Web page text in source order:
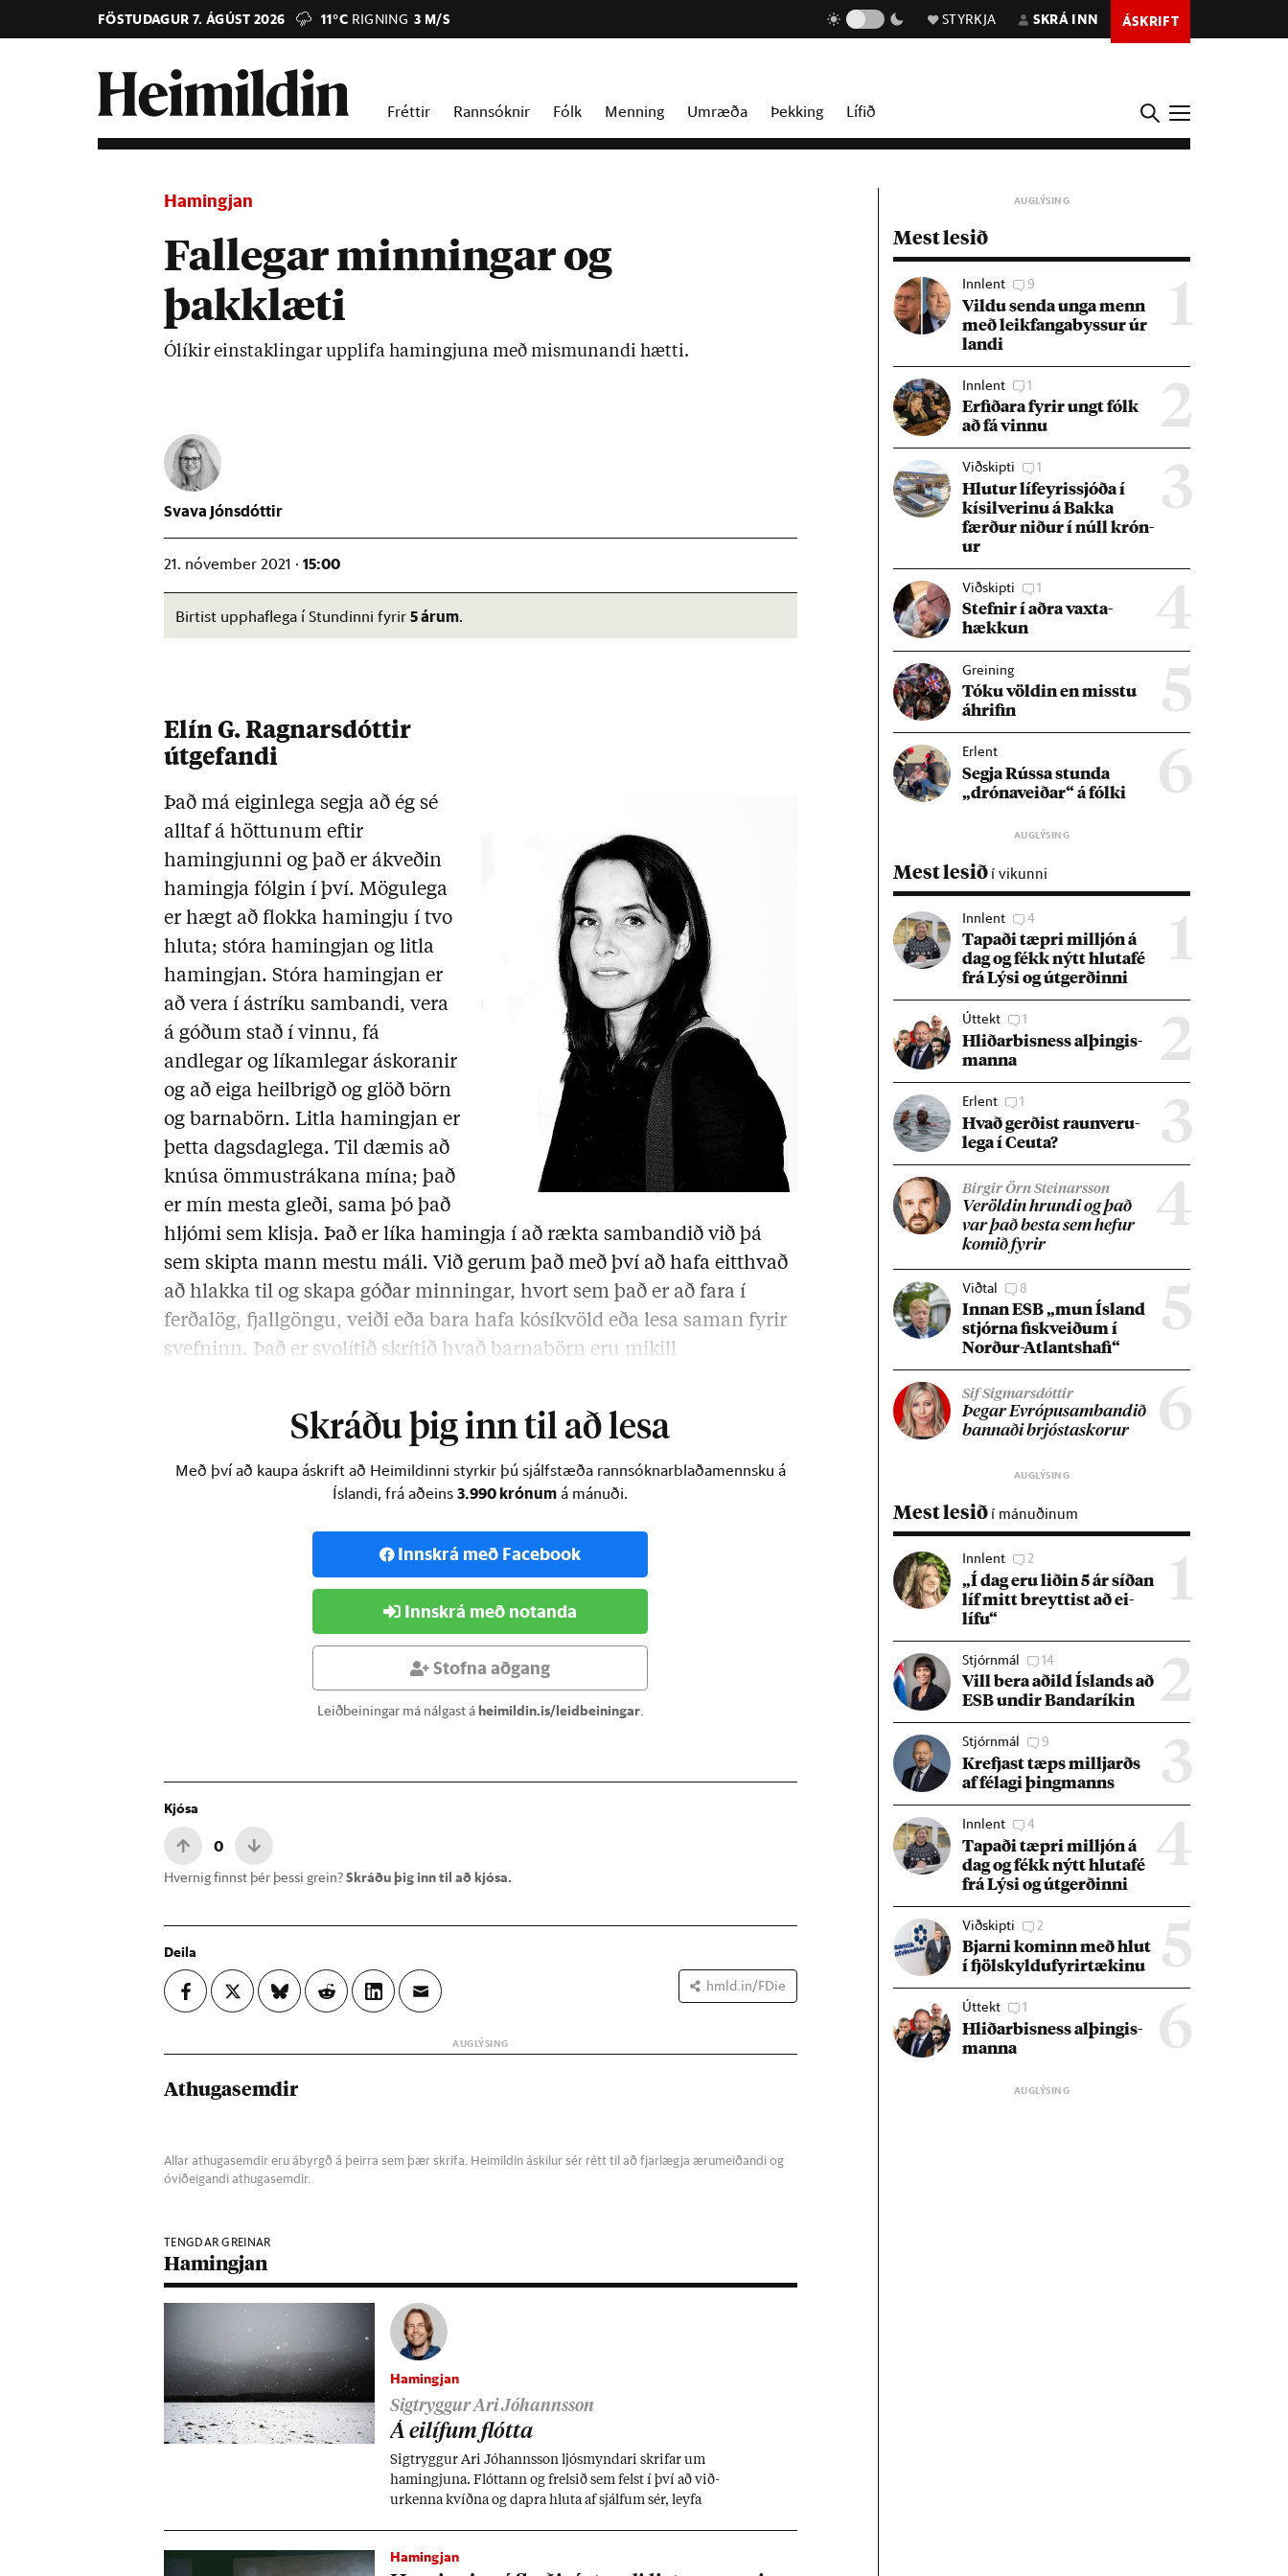
FÖSTUDAGUR 7. ÁGÚST 2026 11°C RIGNING 3 M/S STYRKJA SKRÁ INN ÁSKRIFT
Fréttir Rannsóknir Fólk Menning Umræða Þekking Lífið
Hamingjan
Fallegar minningar og
þakklæti
Ólík­ir ein­stak­ling­ar upp­lifa ham­ingj­una með mis­mun­andi hætti.
Svava Jónsdóttir
21. nóvember 2021 ·15:00
Birtist upphaflega í Stundinni fyrir5 árum.
Elín G. Ragnarsdóttir
útgefandi
Það má eiginlega segja að ég sé
alltaf á höttunum eftir
hamingjunni og það er ákveðin
hamingja fólgin í því. Mögulega
er hægt að flokka hamingju í tvo
hluta; stóra hamingjan og litla
hamingjan. Stóra hamingjan er
að vera í ástríku sambandi, vera
á góðum stað í vinnu, fá
andlegar og líkamlegar áskoranir
og að eiga heilbrigð og glöð börn
og barnabörn. Litla hamingjan er
þetta dagsdaglega. Til dæmis að
knúsa ömmustrákana mína; það
er mín mesta gleði, sama þó það
hljómi sem klisja. Það er líka hamingja í að rækta sambandið við þá
sem skipta mann mestu máli. Við gerum það með því að hafa eitthvað
að hlakka til og skapa góðar minningar, hvort sem það er að fara í
ferðalög, fjallgöngu, veiði eða bara hafa kósíkvöld eða lesa saman fyrir
svefninn. Það er svolítið skrítið hvað barnabörn eru mikill
Skráðu þig inn til að lesa
Með því að kaupa áskrift að Heimildinni styrkir þú sjálfstæða rannsóknarblaðamennsku á
Íslandi, frá aðeins3.990 krónum á mánuði.
Innskrá með Facebook
Innskrá með notanda
Stofna aðgang
Leiðbeiningar má nálgast áheimildin.is/leidbeiningar.
Kjósa
0
Hvernig finnst þér þessi grein?Skráðu þig inn til að kjósa.
Deila
hmld.in/FDie
Athugasemdir
Allar athugasemdir eru ábyrgð á þeirra sem þær skrifa. Heimildin áskilur sér rétt til að fjarlægja ærumeiðandi og
óviðeigandi athugasemdir.
TENGDAR GREINAR
Hamingjan
Hamingjan
Sigtryggur Ari Jóhannsson
Á ei­líf­um flótta
Sig­trygg­ur Ari Jó­hanns­son ljós­mynd­ari skrif­ar um
ham­ingj­una. Flótt­ann og frels­ið sem felst í því að við­
ur­kenna kvíðna og dapra hluta af sjálf­um sér, leyfa
Hamingjan
Mest lesið
1
Innlent 9
Vildu senda unga menn
með leik­fanga­byss­ur úr
landi
2
Innlent 1
Erf­ið­ara fyr­ir ungt fólk
að fá vinnu
3
Viðskipti 1
Hlut­ur líf­eyr­is­sjóða í
kís­il­ver­inu á Bakka
færð­ur nið­ur í núll krón­
ur
4
Viðskipti 1
Stefn­ir í aðra vaxta­
hækk­un
5
Greining
Tóku völd­in en misstu
áhrif­in
6
Erlent
Segja Rússa stunda
„dróna­veið­ar“ á fólki
Mest lesið í vikunni
1
Innlent 4
Tap­aði tæpri millj­ón á
dag og fékk nýtt hluta­fé
frá Lýsi og út­gerð­inni
2
Úttekt 1
Hlið­ar­bis­ness al­þing­is­
manna
3
Erlent 1
Hvað gerð­ist raun­veru­
lega í Ceuta?
4
Birgir Örn Steinarsson
Ver­öld­in hrundi og það
var það besta sem hef­ur
kom­ið fyr­ir
5
Viðtal 8
Inn­an ESB „mun Ís­land
stjórna fisk­veið­um í
Norð­ur-Atlants­hafi“
6
Sif Sigmarsdóttir
Þeg­ar Evr­ópu­sam­band­ið
bann­aði brjósta­skor­ur
Mest lesið í mánuðinum
1
Innlent 2
„Í dag eru lið­in 5 ár síð­an
líf mitt breytt­ist að ei­
lífu“
2
Stjórnmál 14
Vill bera að­ild Ís­lands að
ESB und­ir Banda­rík­in
3
Stjórnmál 9
Krefjast tæps millj­arðs
af fé­lagi þing­manns
4
Innlent 4
Tap­aði tæpri millj­ón á
dag og fékk nýtt hluta­fé
frá Lýsi og út­gerð­inni
5
Viðskipti 2
Bjarni kom­inn með hlut
í fjöl­skyldu­fyr­ir­tæk­inu
6
Úttekt 1
Hlið­ar­bis­ness al­þing­is­
manna